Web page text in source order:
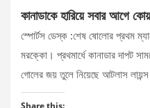
কানাডাকে হারিয়ে সবার আগে
স্পোর্টস ডেস্ক :শেষ ষোলোর প্রথম
মরক্কো। প্রথমার্ধে কানাডার দাপট
গোলের জয় তুলে নিয়েছে আটলাস